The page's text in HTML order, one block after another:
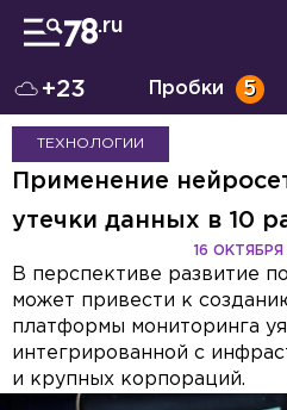
+23 Пробки 5
ТЕХНОЛОГИИ
Применение
утечки данных в 10
16
В перспективе развитие
может привести к
платформы мониторинга
интегрированной с
и крупных корпораций.